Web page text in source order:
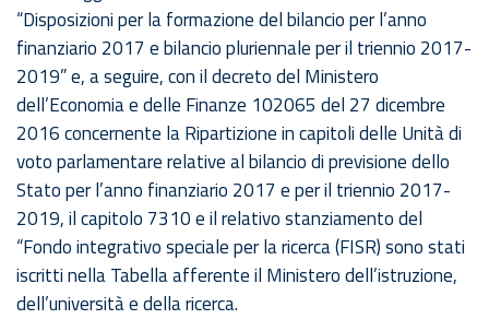
“Disposizioni per la formazione del bilancio per l’anno
finanziario 2017 e bilancio pluriennale per il triennio 2017-
2019” e, a seguire, con il decreto del Ministero
dell’Economia e delle Finanze 102065 del 27 dicembre
2016 concernente la Ripartizione in capitoli delle Unità di
voto parlamentare relative al bilancio di previsione dello
Stato per l’anno finanziario 2017 e per il triennio 2017-
2019, il capitolo 7310 e il relativo stanziamento del
“Fondo integrativo speciale per la ricerca (FISR) sono stati
iscritti nella Tabella afferente il Ministero dell’istruzione,
dell’università e della ricerca.